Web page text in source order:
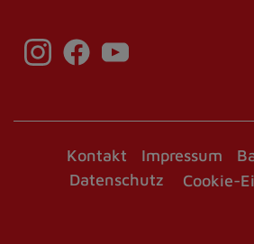
Kontakt Impressum
Datenschutz
Cookie-